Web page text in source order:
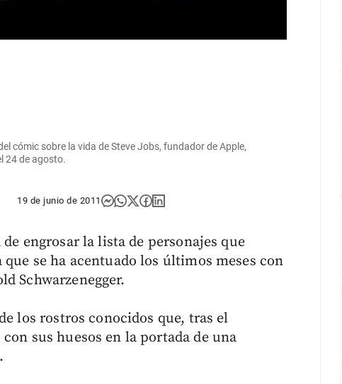
cómic sobre la vida de Steve Jobs, fundador de Apple,
24 de agosto.
19 de junio de 2011
engrosar la lista de personajes que
se ha acentuado los últimos meses con
Schwarzenegger.
los rostros conocidos que, tras el
sus huesos en la portada de una